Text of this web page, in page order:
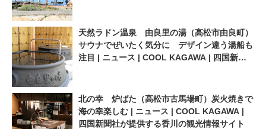
天然ラドン温泉 由良里の湯（高松市由良町）
サウナでぜいたく気分に デザイン違う湯船も
注目 | ニュース | COOL KAGAWA | 四国新聞
北の幸 炉ばた（高松市古馬場町）炭火焼きで
海の幸楽しむ | ニュース | COOL KAGAWA |
四国新聞社が提供する香川の観光情報サイト